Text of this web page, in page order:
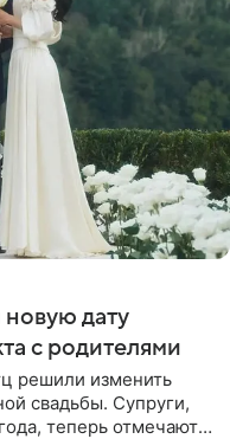
дату
с родителями
решили изменить
свадьбы. Супруги,
теперь отмечают